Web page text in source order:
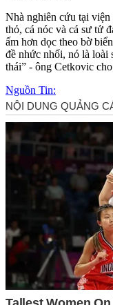
Nhà nghiên cứu tại
thỏ, cá nóc và cá sư tử
ấm hơn dọc theo bờ
đề nhức nhối, nó là loài
thái” - ông Cetkovic
Nguồn Tin: